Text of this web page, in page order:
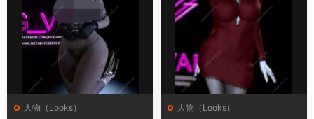
人物（Looks） 人物（Looks）